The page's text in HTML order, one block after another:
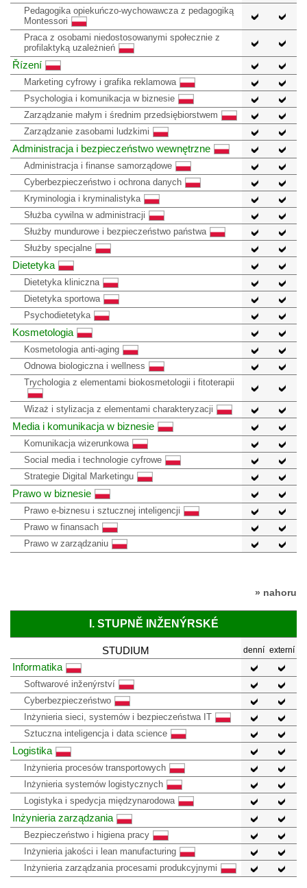
Pedagogika opiekuńczo-wychowawcza z pedagogiką
Montessori
Praca z osobami niedostosowanymi społecznie z
profilaktyką uzależnień
Řízení
Marketing cyfrowy i grafika reklamowa
Psychologia i komunikacja w biznesie
Zarządzanie małym i średnim przedsiębiorstwem
Zarządzanie zasobami ludzkimi
Administracja i bezpieczeństwo wewnętrzne
Administracja i finanse samorządowe
Cyberbezpieczeństwo i ochrona danych
Kryminologia i kryminalistyka
Służba cywilna w administracji
Służby mundurowe i bezpieczeństwo państwa
Służby specjalne
Dietetyka
Dietetyka kliniczna
Dietetyka sportowa
Psychodietetyka
Kosmetologia
Kosmetologia anti-aging
Odnowa biologiczna i wellness
Trychologia z elementami biokosmetologii i fitoterapii
Wizaż i stylizacja z elementami charakteryzacji
Media i komunikacja w biznesie
Komunikacja wizerunkowa
Social media i technologie cyfrowe
Strategie Digital Marketingu
Prawo w biznesie
Prawo e-biznesu i sztucznej inteligencji
Prawo w finansach
Prawo w zarządzaniu
» nahoru
I. STUPNĚ INŽENÝRSKÉ
STUDIUM denní externí
Informatika
Softwarové inženýrství
Cyberbezpieczeństwo
Inżynieria sieci, systemów i bezpieczeństwa IT
Sztuczna inteligencja i data science
Logistika
Inżynieria procesów transportowych
Inżynieria systemów logistycznych
Logistyka i spedycja międzynarodowa
Inżynieria zarządzania
Bezpieczeństwo i higiena pracy
Inżynieria jakości i lean manufacturing
Inżynieria zarządzania procesami produkcyjnymi